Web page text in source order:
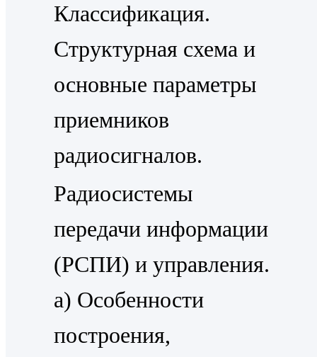
Классификация.
Структурная схема и
основные параметры
приемников
радиосигналов.
Радиосистемы
передачи информации
(РСПИ) и управления.
a) Особенности
построения,